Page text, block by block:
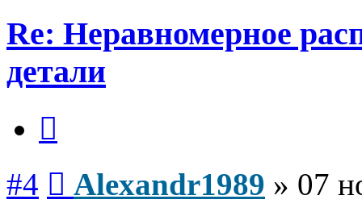
Re: Неравномерное
детали
#4 Alexandr1989 » 07